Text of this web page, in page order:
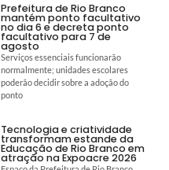
Prefeitura de Rio Branco
mantém ponto facultativo
no dia 6 e decreta ponto
facultativo para 7 de
agosto
Serviços essenciais funcionarão
normalmente; unidades escolares
poderão decidir sobre a adoção do
ponto
Tecnologia e criatividade
transformam estande da
Educação de Rio Branco em
atração na Expoacre 2026